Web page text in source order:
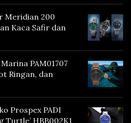
Tokyo
Meridian 200
Kaca Safir dan
PAM01707
Ringan, dan
Prospex PADI
Turtle’ HBB002K1